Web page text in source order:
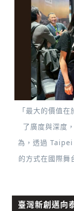
「最大的價值
了廣度與深度
為，透過
的方式在國際舞
臺灣新創邁向